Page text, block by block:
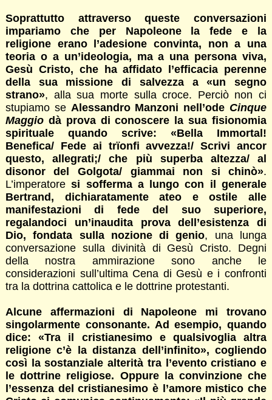
Soprattutto attraverso queste conversazioni
impariamo che per Napoleone la fede e la
religione erano l’adesione convinta, non a una
teoria o a un’ideologia, ma a una persona viva,
Gesù Cristo, che ha affidato l’efficacia perenne
della sua missione di salvezza a «un segno
strano», alla sua morte sulla croce. Perciò non ci
stupiamo se Alessandro Manzoni nell’ode Cinque
Maggiodà prova di conoscere la sua fisionomia
spirituale quando scrive: «Bella Immortal!
Benefica/ Fede ai trïonfi avvezza!/ Scrivi ancor
questo, allegrati;/ che più superba altezza/ al
disonor del Golgota/ giammai non si chinò».
L’imperatoresi sofferma a lungo con il generale
Bertrand, dichiaratamente ateo e ostile alle
manifestazioni di fede del suo superiore,
regalandoci un’inaudita prova dell’esistenza di
Dio, fondata sulla nozione di genio, una lunga
conversazione sulla divinità di Gesù Cristo. Degni
della nostra ammirazione sono anche le
considerazioni sull’ultima Cena di Gesù e i confronti
tra la dottrina cattolica e le dottrine protestanti.
Alcune affermazioni di Napoleone mi trovano
singolarmente consonante. Ad esempio, quando
dice: «Tra il cristianesimo e qualsivoglia altra
religione c’è la distanza dell’infinito», cogliendo
così la sostanziale alterità tra l’evento cristiano e
le dottrine religiose. Oppure la convinzione che
l’essenza del cristianesimo è l’amore mistico che